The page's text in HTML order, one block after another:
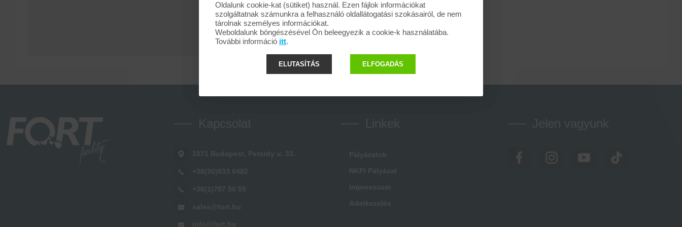
Kapcsolat
1071 Budapest, Peterdy u. 33.
+36(30)933 0482
+36(1)787 50 55
sales@fort.hu
info@fort.hu
Linkek
Pályázatok
NKFI Pályázat
Impresszum
Adatkezelés
Jelen vagyunk
Oldalunk cookie-kat (sütiket) használ. Ezen fájlok információkat
szolgáltatnak számunkra a felhasználó oldallátogatási szokásairól, de nem
tárolnak személyes információkat.
Weboldalunk böngészésével Ön beleegyezik a cookie-k használatába.
További információ itt.
ELUTASÍTÁS ELFOGADÁS